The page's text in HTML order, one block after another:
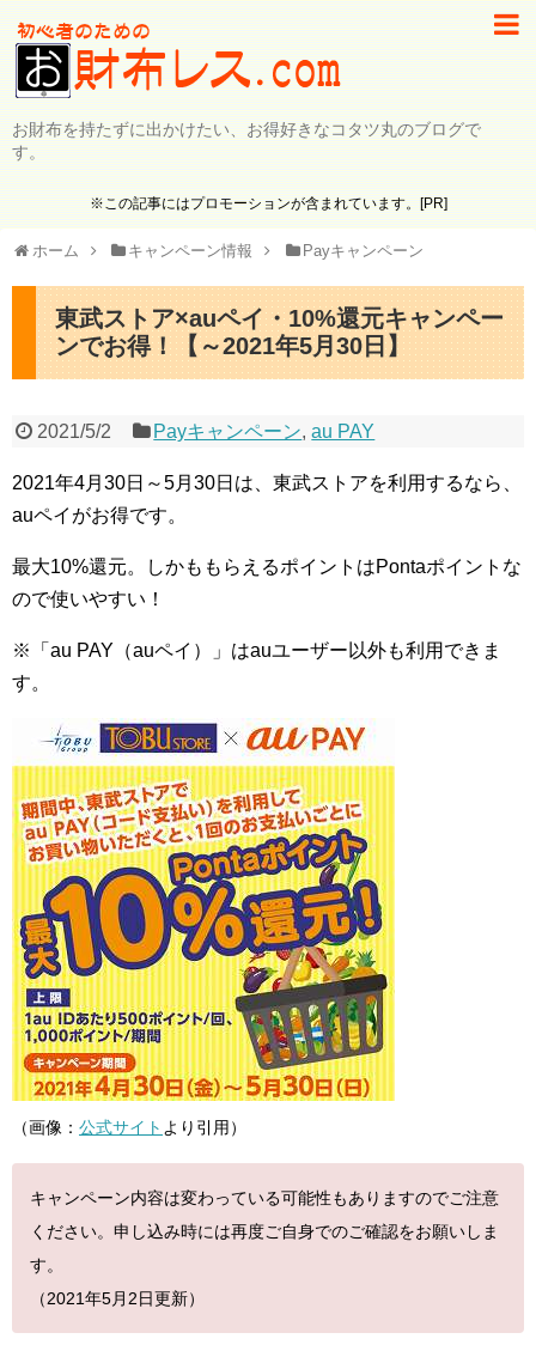
お財布を持たずに出かけたい、お得好きなコタツ丸のブログで
す。
※この記事にはプロモーションが含まれています。[PR]
ホーム キャンペーン情報 Payキャンペーン
東武ストア×auペイ・10%還元キャンペー
ンでお得！【～2021年5月30日】
2021/5/2 Payキャンペーン,au PAY
2021年4月30日～5月30日は、東武ストアを利用するなら、
auペイがお得です。
最大10%還元。しかももらえるポイントはPontaポイントな
ので使いやすい！
※「au PAY（auペイ）」はauユーザー以外も利用できま
す。
（画像： 公式サイト より引用）
キャンペーン内容は変わっている可能性もありますのでご注意
ください。申し込み時には再度ご自身でのご確認をお願いしま
す。
（2021年5月2日更新）